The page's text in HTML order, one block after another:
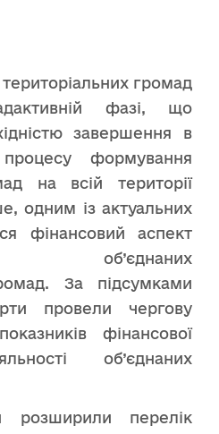
громад
фазі, що
завершення в
формування
на всій території
одним із актуальних
фінансовий аспект
об’єднаних
За підсумками
провели чергову
фінансової
об’єднаних
розширили перелік